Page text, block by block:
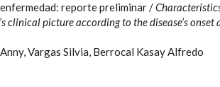
reporte preliminar /
clinical picture according to the disease’s onset
Vargas Silvia, Berrocal Kasay Alfredo